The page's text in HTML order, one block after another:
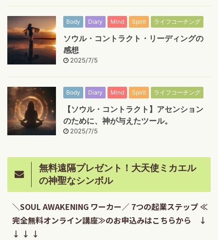
Body Diary Mind Spirit ライフコーチング
ソウル・コントラクト・リーディングの
感想
2025/7/5
Body Diary Mind Spirit ライフコーチング
【ソウル・コントラクト】アセンション
のために、神が与えたツール。
2025/7/5
無料遠隔プレゼント！大天使ミカエル
の神聖なシンボル
＼SOUL AWAKENING ワーカー／ 7つの起業ステップ ≪
完全無料オンライン講座≫のお申込みはこちらから ↓
↓ ↓ ↓